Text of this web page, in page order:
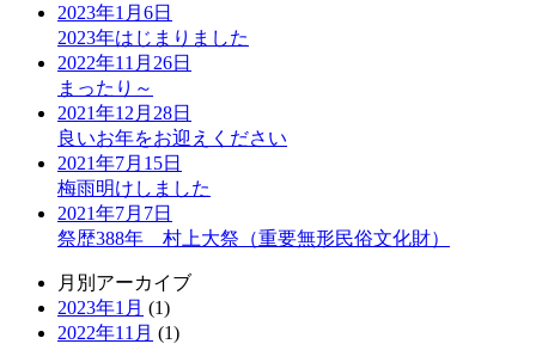
2023年1月6日
2023年はじまりました
2022年11月26日
まったり～
2021年12月28日
良いお年をお迎えください
2021年7月15日
梅雨明けしました
2021年7月7日
祭歴388年 村上大祭（重要無形民俗文化財）
月別アーカイブ
2023年1月 (1)
2022年11月 (1)